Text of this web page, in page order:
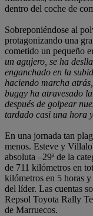
dentro del coche de
Sobreponiéndose al
protagonizando una
cometido un pequeño
un agujero, se ha
enganchado en la
haciendo marcha
buggy ha atravesado
después de golpear
tardado casi una hora
En una jornada tan
menos. Esteve y
absoluta –29ª de la
de 711 kilómetros en
kilómetros en 5 horas
del líder. Las cuentas
Repsol Toyota Rally
de Marruecos.